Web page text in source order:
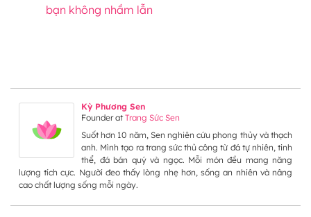
bạn không nhầm lẫn
Kỳ Phương Sen
FounderatTrang Sức Sen
Suốt hơn 10 năm, Sen nghiên cứu phong thủy và thạch
anh. Mình tạo ra trang sức thủ công từ đá tự nhiên, tinh
thể, đá bán quý và ngọc. Mỗi món đều mang năng
lượng tích cực. Người đeo thấy lòng nhẹ hơn, sống an nhiên và nâng
cao chất lượng sống mỗi ngày.